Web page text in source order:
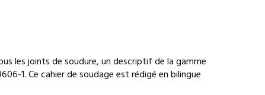
les joints de soudure, un descriptif de la gamme
1. Ce cahier de soudage est rédigé en bilingue